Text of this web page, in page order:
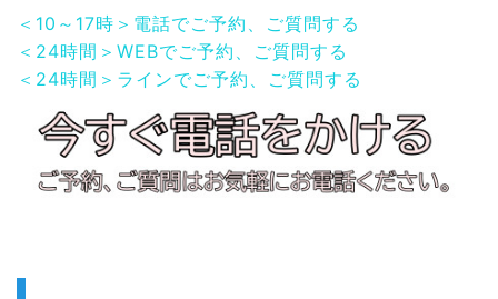
＜10～17時＞電話でご予約、ご質問する
＜24時間＞WEBでご予約、ご質問する
＜24時間＞ラインでご予約、ご質問する